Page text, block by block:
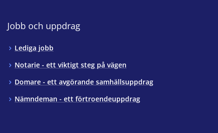
Jobb och uppdrag
Lediga jobb
Notarie - ett viktigt steg på vägen
Domare - ett avgörande samhällsuppdrag
Nämndeman - ett förtroendeuppdrag